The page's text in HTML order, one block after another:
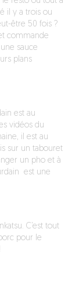
il y a trois ou
être 50 fois ?
commande
sauce
plans
est au
vidéos du
il est au
sur un tabouret
un pho et à
est une
C’est tout
pour le